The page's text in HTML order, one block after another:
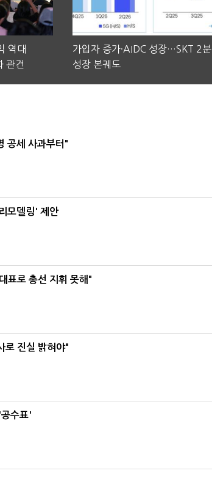
역대
관건
가입자 증가·AIDC 성장…SKT 2
성장 본궤도
공세 사과부터"
모델링' 제안
표로 총선 지휘 못해"
로 진실 밝혀야"
수표'